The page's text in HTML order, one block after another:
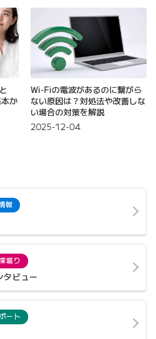
か
Wi-Fiの電波があるのに繋がら
ない原因は？対処法や改善しな
い場合の対策を解説
2025-12-04
報
堀り
ビュー
ート